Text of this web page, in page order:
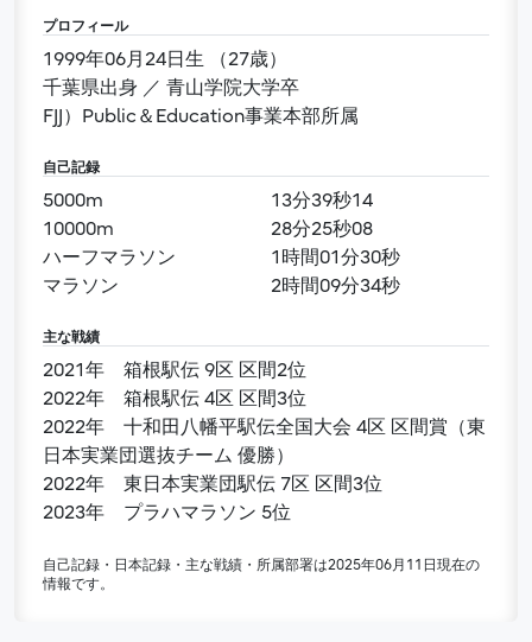
プロフィール
1999年06月24日生 （27歳）
千葉県出身 ／ 青山学院大学卒
FJJ）Public＆Education事業本部所属
自己記録
5000m
13分39秒14
10000m
28分25秒08
ハーフマラソン
1時間01分30秒
マラソン
2時間09分34秒
主な戦績
2021年 箱根駅伝 9区 区間2位
2022年 箱根駅伝 4区 区間3位
2022年 十和田八幡平駅伝全国大会 4区 区間賞（東
日本実業団選抜チーム 優勝）
2022年 東日本実業団駅伝 7区 区間3位
2023年 プラハマラソン 5位
自己記録・日本記録・主な戦績・所属部署は2025年06月11日現在の
情報です。